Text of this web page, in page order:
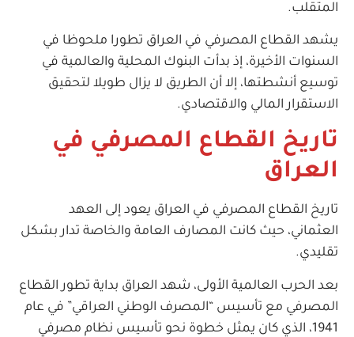
المتقلب.
يشهد القطاع المصرفي في العراق تطورا ملحوظا في
السنوات الأخيرة، إذ بدأت البنوك المحلية والعالمية في
توسيع أنشطتها، إلا أن الطريق لا يزال طويلا لتحقيق
الاستقرار المالي والاقتصادي.
تاريخ القطاع المصرفي في
العراق
تاريخ القطاع المصرفي في العراق يعود إلى العهد
العثماني، حيث كانت المصارف العامة والخاصة تدار بشكل
تقليدي.
بعد الحرب العالمية الأولى، شهد العراق بداية تطور القطاع
المصرفي مع تأسيس “المصرف الوطني العراقي” في عام
1941، الذي كان يمثل خطوة نحو تأسيس نظام مصرفي